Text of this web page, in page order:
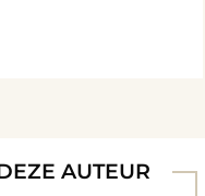
AUTEUR